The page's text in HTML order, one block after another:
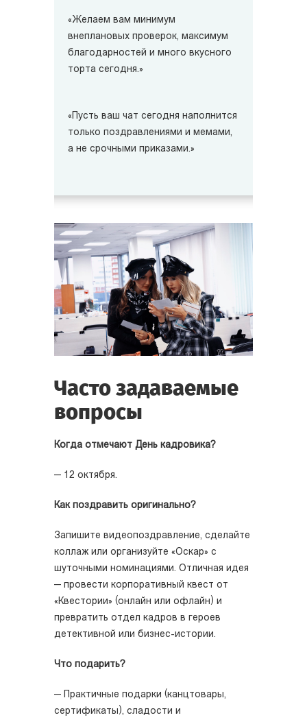
«Желаем вам минимум
внеплановых проверок, максимум
благодарностей и много вкусного
торта сегодня.»
«Пусть ваш чат сегодня наполнится
только поздравлениями и мемами,
а не срочными приказами.»
Часто задаваемые
вопросы
Когда отмечают День кадровика?
— 12 октября.
Как поздравить оригинально?
Запишите видеопоздравление, сделайте
коллаж или организуйте «Оскар» с
шуточными номинациями. Отличная идея
— провести корпоративный квест от
«Квестории» (онлайн или офлайн) и
превратить отдел кадров в героев
детективной или бизнес-истории.
Что подарить?
— Практичные подарки (канцтовары,
сертификаты), сладости и